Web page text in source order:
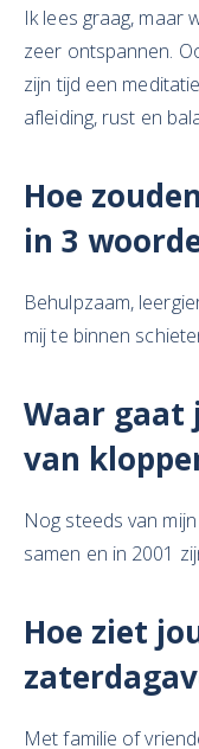
Ik lees graag, maar
zeer ontspannen.
zijn tijd een
afleiding, rust en
Hoe
in 3
Behulpzaam,
mij te binnen
Waar gaat
van
Nog steeds van
samen en in 2001
Hoe ziet
Met familie of